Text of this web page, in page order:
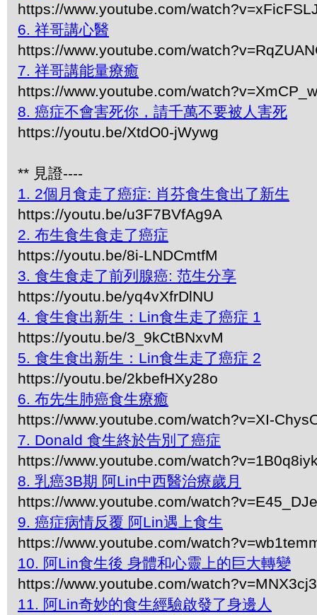
https://www.youtube.com/
6. 祥哥講心醫
https://www.youtube.com/
7. 祥哥講能量療癒
https://www.youtube.com/
8. 癌症不會害死你，請千萬不要被人害死
https://youtu.be/XtdO0-jWywg
** 見證----
1. 2個月食走了癌症: 肖芬食生食出了新生
https://youtu.be/u3F7BVfAg9A
2. 布生食生食走了癌症
https://youtu.be/8i-LNDCmtfM
3. 食生食走了前列腺癌: 范生分享
https://youtu.be/yq4vXfrDlNU
4. 食生食出新生：Lin食生走了癌症 1
https://youtu.be/3_9kCtBNxvM
5. 食生食出新生：Lin食生走了癌症 2
https://youtu.be/2kbefHXy28o
6. 布先生肺癌食生療癒
https://www.youtube.com/watch?v=XI-
7. Donald 食生終於告別了癌症
https://www.youtube.com/
8. 乳癌3B期 阿Lin中西醫治療歲月
https://www.youtube.com/
9. 癌症病情反覆 阿Lin遇上食生
https://www.youtube.com/
10. 阿Lin食生後 身體和心靈上的巨大轉變
https://www.youtube.com/
11. 阿Lin奇妙的食生經驗啟發了身邊人